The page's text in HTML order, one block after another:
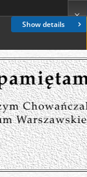
Show details